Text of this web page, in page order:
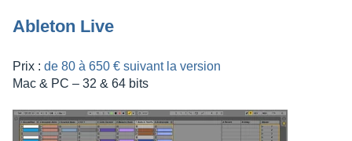
Able­ton Live
Prix : de 80 à 650 € suivant la version
Mac & PC – 32 & 64 bits